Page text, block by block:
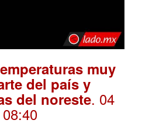
muy
del país y
del noreste. 04